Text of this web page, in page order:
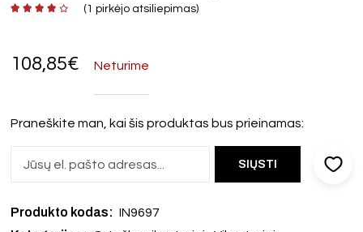
(1 pirkėjo atsiliepimas)
108,85€ Neturime
Praneškite man, kai šis produktas bus prieinamas:
Produkto kodas: IN9697